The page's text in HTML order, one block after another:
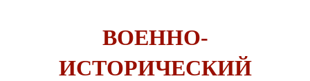
ВОЕННО-
ИСТОРИЧЕСКИЙ